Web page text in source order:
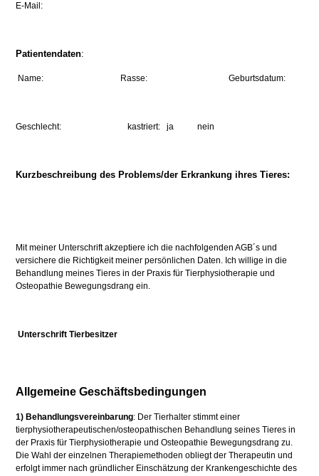
E-Mail:
Patientendaten:
Name: Rasse: Geburtsdatum:
Geschlecht: kastriert: ja nein
Kurzbeschreibung des Problems/der Erkrankung ihres Tieres:
Mit meiner Unterschrift akzeptiere ich die nachfolgenden AGB´s und
versichere die Richtigkeit meiner persönlichen Daten. Ich willige in die
Behandlung meines Tieres in der Praxis für Tierphysiotherapie und
Osteopathie Bewegungsdrang ein.
Unterschrift Tierbesitzer
Allgemeine Geschäftsbedingungen
1) Behandlungsvereinbarung: Der Tierhalter stimmt einer
tierphysiotherapeutischen/osteopathischen Behandlung seines Tieres in
der Praxis für Tierphysiotherapie und Osteopathie Bewegungsdrang zu.
Die Wahl der einzelnen Therapiemethoden obliegt der Therapeutin und
erfolgt immer nach gründlicher Einschätzung der Krankengeschichte des